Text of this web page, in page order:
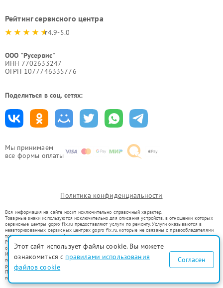
Мы принимаем
все формы оплаты
Рейтинг сервисного центра
4.9-5.0
ООО "Русервис"
ИНН 7702633247
ОГРН 1077746335776
Поделиться в соц. сетях:
Политика конфиденциальности
Вся информация на сайте носит исключительно справочный характер.
Товарные знаки используются исключительно для описания устройств, в отношении которых
сервисные центры gopro-fix.ru предоставляют услуги по ремонту. Услуги оказываются в
неавторизованных сервисных центрах gopro-fix.ru, которые не связаны с правообладателями
товарных знаков или их официальными представителями.
Ремонт осуществляется для устройств, уже введенных в гражданский оборот в соответствии
со статьей 1487 ГК РФ.
Использование товарных знаков не преследует цели индивидуализации услуг или введения
потребителей в заблуждение, а служит для информирования о предоставляемых услугах по
ремонту техники указанных брендов.
Представленная на сайте информация не является публичной офертой, определяемой
положениями Статьи 437(2) Гражданского кодекса РФ
Этот сайт использует файлы cookie. Вы можете
ознакомиться с правилами использования
файлов cookie
Согласен